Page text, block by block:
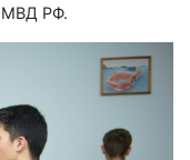
МВД РФ.